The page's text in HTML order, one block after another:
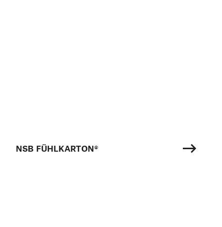
NSB FÜHLKARTON®